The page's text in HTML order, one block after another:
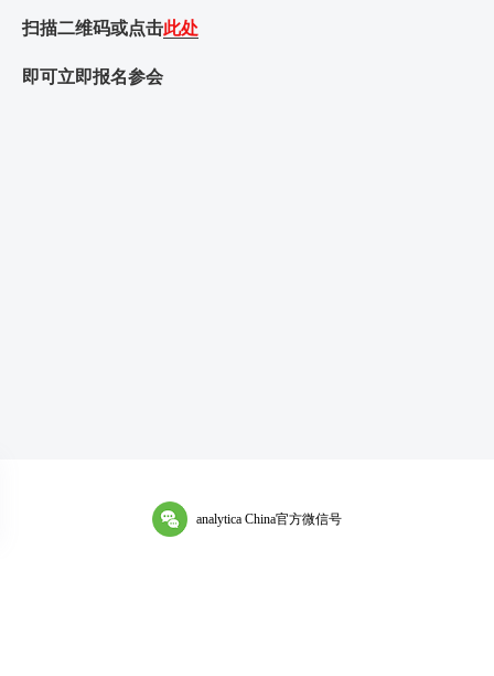
扫描二维码或点击此处
即可立即报名参会
analytica China官方微信号